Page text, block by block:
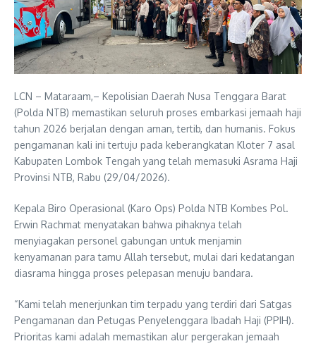
LCN – Mataraam,– Kepolisian Daerah Nusa Tenggara Barat
(Polda NTB) memastikan seluruh proses embarkasi jemaah haji
tahun 2026 berjalan dengan aman, tertib, dan humanis. Fokus
pengamanan kali ini tertuju pada keberangkatan Kloter 7 asal
Kabupaten Lombok Tengah yang telah memasuki Asrama Haji
Provinsi NTB, Rabu (29/04/2026).
Kepala Biro Operasional (Karo Ops) Polda NTB Kombes Pol.
Erwin Rachmat menyatakan bahwa pihaknya telah
menyiagakan personel gabungan untuk menjamin
kenyamanan para tamu Allah tersebut, mulai dari kedatangan
diasrama hingga proses pelepasan menuju bandara.
“Kami telah menerjunkan tim terpadu yang terdiri dari Satgas
Pengamanan dan Petugas Penyelenggara Ibadah Haji (PPIH).
Prioritas kami adalah memastikan alur pergerakan jemaah